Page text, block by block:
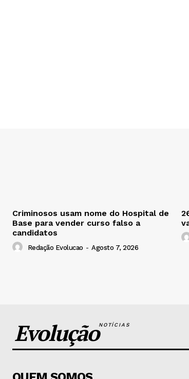
Criminosos usam nome do Hospital de
Base para vender curso falso a
candidatos
Redação Evolucao - Agosto 7, 2026
EvoluçãoNOTÍCIAS